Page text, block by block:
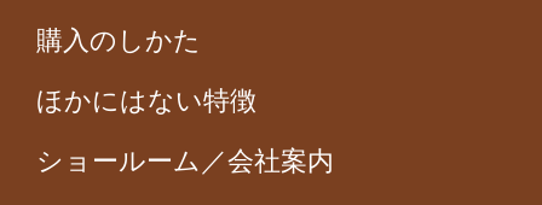
購入のしかた
ほかにはない特徴
ショールーム／会社案内